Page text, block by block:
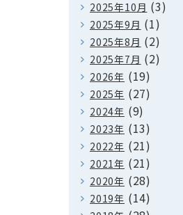
2025年10月 (3)
2025年9月 (1)
2025年8月 (2)
2025年7月 (2)
2026年 (19)
2025年 (27)
2024年 (9)
2023年 (13)
2022年 (21)
2021年 (21)
2020年 (28)
2019年 (14)